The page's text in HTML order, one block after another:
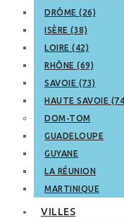
DRÔME (26)
ISÈRE (38)
LOIRE (42)
RHÔNE (69)
SAVOIE (73)
HAUTE SAVOIE
DOM-TOM
GUADELOUPE
GUYANE
LA RÉUNION
MARTINIQUE
VILLES